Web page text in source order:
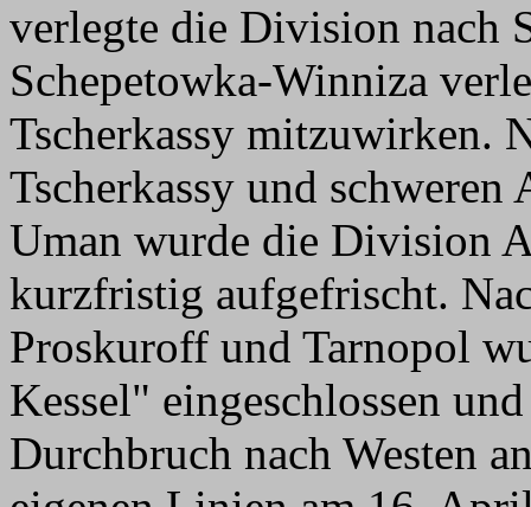
verlegte die Division nach
Schepetowka-Winniza
Tscherkassy mitzuwirken.
Tscherkassy und
Uman wurde die Division
kurzfristig aufgefrischt.
Proskuroff und Tarnopol
Kessel" eingeschlossen
Durchbruch nach Westen